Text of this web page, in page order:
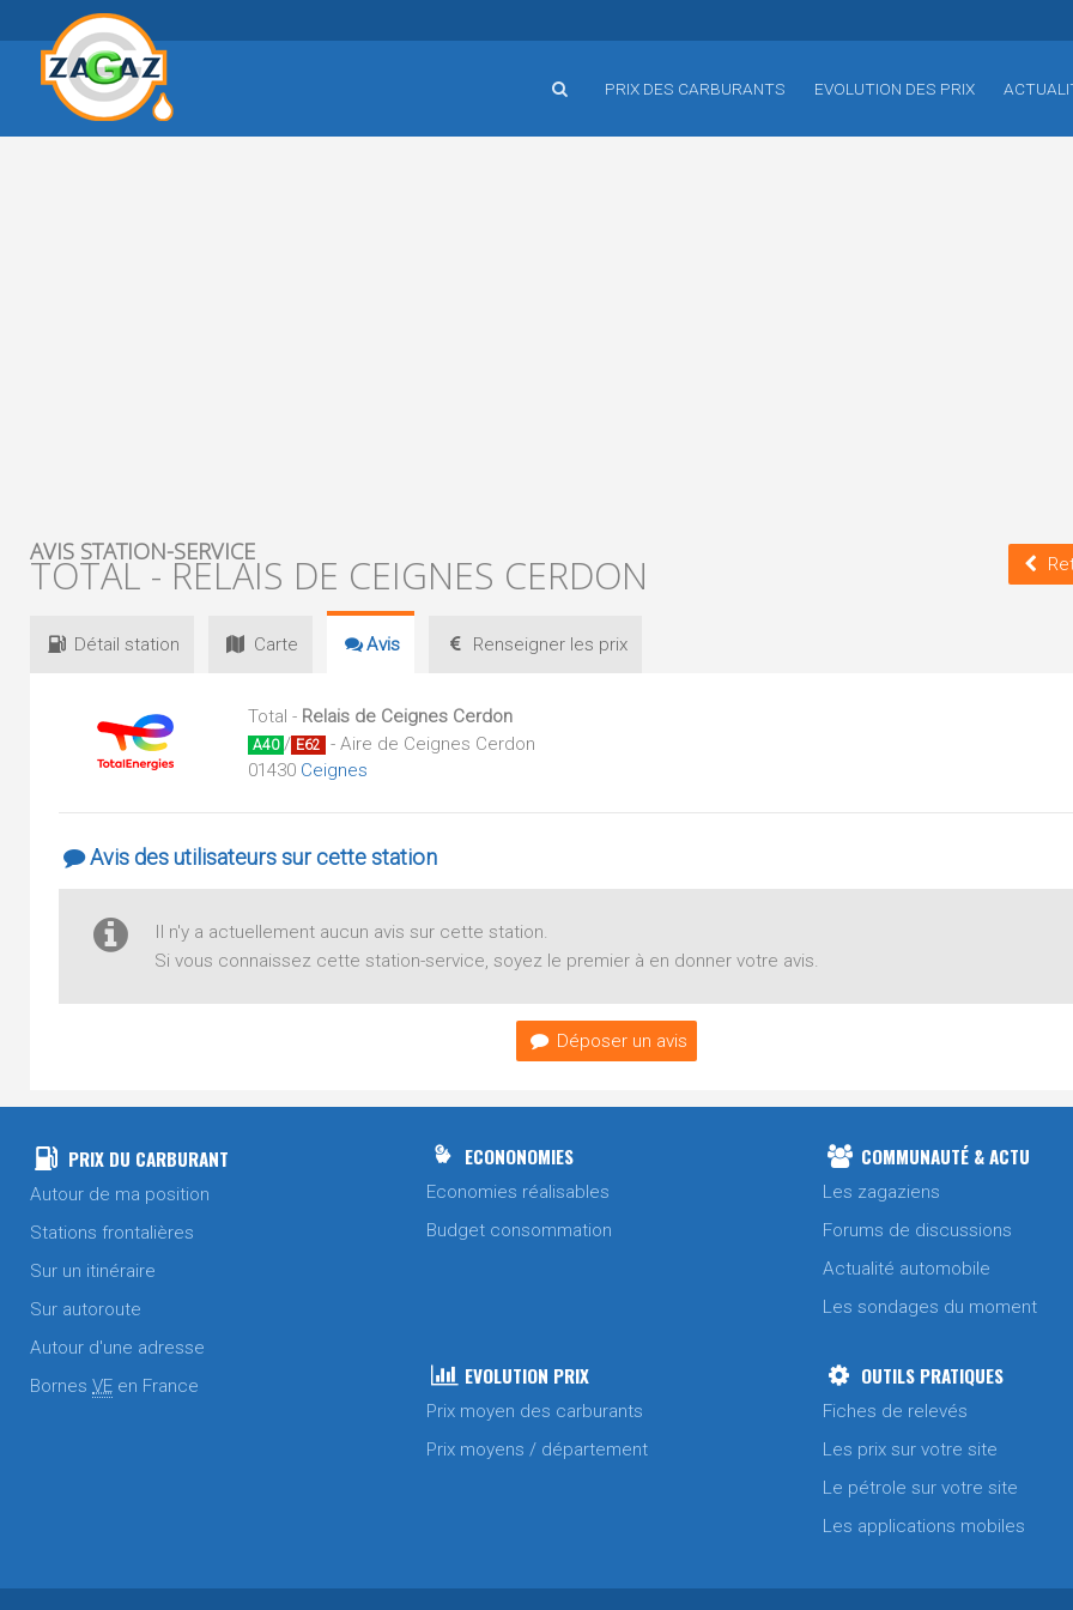
PRIX DES CARBURANTS EVOLUTION DES PRIX
AVIS STATION-SERVICE
TOTAL - RELAIS DE CEIGNES CERDON
Détail station Carte Avis Renseigner les prix
Total - Relais de Ceignes Cerdon
A40 / E62
- Aire de Ceignes Cerdon
01430 Ceignes
Avis des utilisateurs sur cette station
Il n'y a actuellement aucun avis sur cette station.
Si vous connaissez cette station-service, soyez le premier à en donner votre avis.
Déposer un avis
PRIX DU CARBURANT
Autour de ma position
Stations frontalières
Sur un itinéraire
Sur autoroute
Autour d'une adresse
Bornes VE en France
ECONONOMIES
Economies réalisables
Budget consommation
COMMUNAUTÉ & ACTU
Les zagaziens
Forums de discussions
Actualité automobile
Les sondages du moment
EVOLUTION PRIX
Prix moyen des carburants
Prix moyens / département
OUTILS PRATIQUES
Fiches de relevés
Les prix sur votre site
Le pétrole sur votre site
Les applications mobiles